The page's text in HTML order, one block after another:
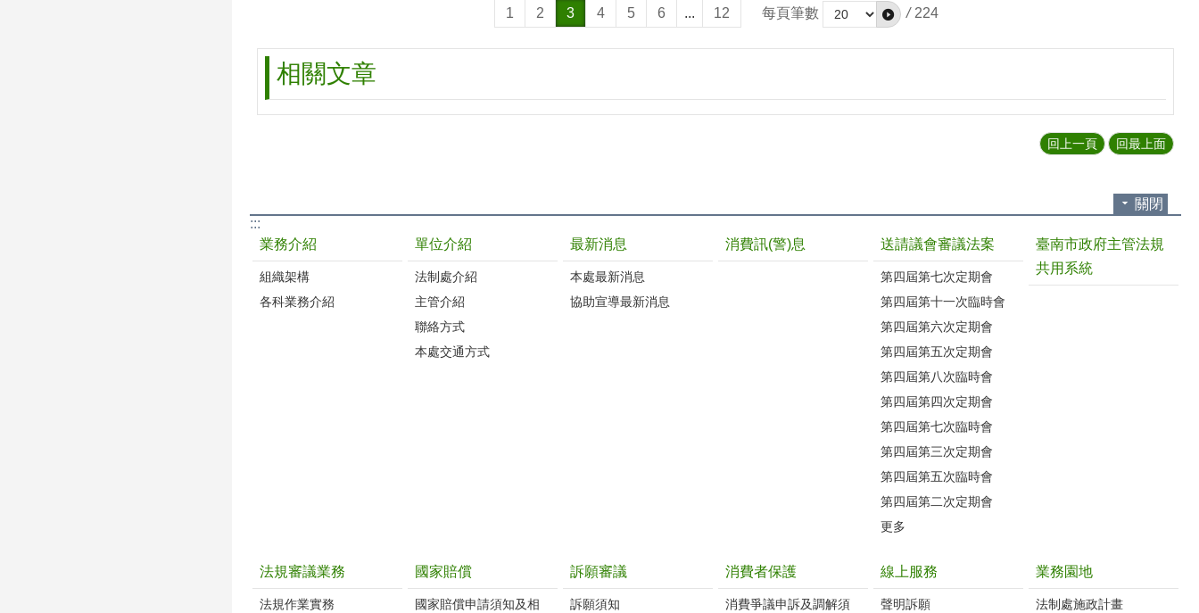
1 2 3 4 5 6 ... 12 每頁筆數 / 224
相關文章
回上一頁 回最上面
關閉
:::
業務介紹
組織架構
各科業務介紹
單位介紹
法制處介紹
主管介紹
聯絡方式
本處交通方式
最新消息
本處最新消息
協助宣導最新消息
消費訊(警)息 送請議會審議法案
第四屆第七次定期會
第四屆第十一次臨時會
第四屆第六次定期會
第四屆第五次定期會
第四屆第八次臨時會
第四屆第四次定期會
第四屆第七次臨時會
第四屆第三次定期會
第四屆第五次臨時會
第四屆第二次定期會
更多
臺南市政府主管法規
共用系統
法規審議業務
法規作業實務
國家賠償
國家賠償申請須知及相
訴願審議
訴願須知
消費者保護
消費爭議申訴及調解須
線上服務
聲明訴願
業務園地
法制處施政計畫